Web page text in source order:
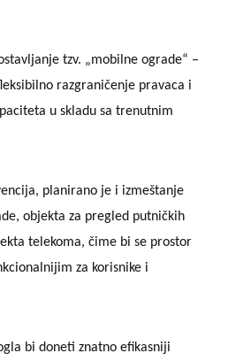
tzv. „mobilne ograde“ –
razgraničenje pravaca i
u skladu sa trenutnim
planirano je i izmeštanje
objekta za pregled putničkih
telekoma, čime bi se prostor
za korisnike i
bi doneti znatno efikasniji